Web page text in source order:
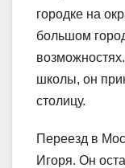
городке на
большом
школы, он
столицу.
Переезд в
Игоря. Он